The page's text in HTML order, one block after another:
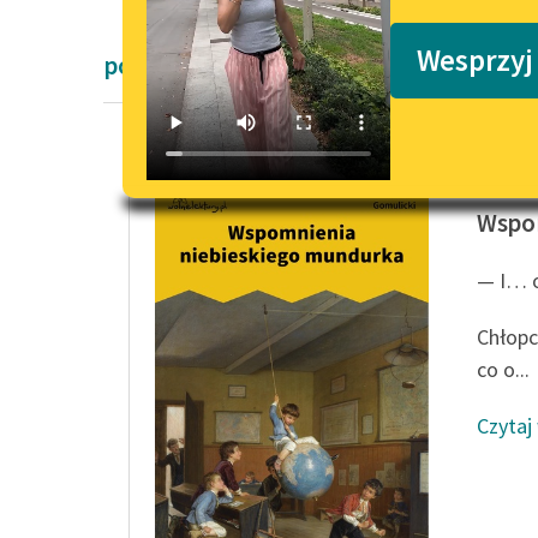
powieści dla dzieci i młodzieży
— I…
co o...
Czytaj